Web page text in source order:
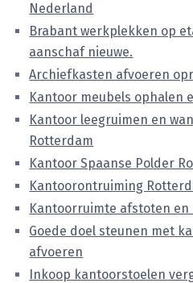
Nederland
Brabant werkplekken op
aanschaf nieuwe.
Archiefkasten afvoeren
Kantoor meubels ophalen
Kantoor leegruimen en
Rotterdam
Kantoor Spaanse Polder
Kantoorontruiming
Kantoorruimte afstoten en
Goede doel steunen met
afvoeren
Inkoop kantoorstoelen